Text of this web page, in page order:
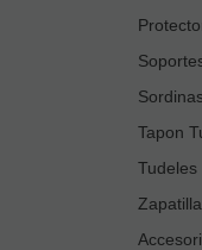
Tapon
Tudeles